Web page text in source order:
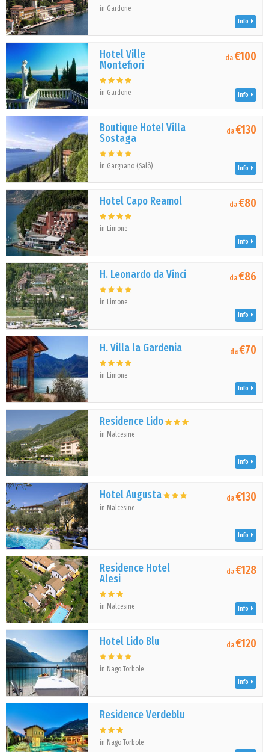
in Gardone
Info
Hotel Ville
Montefiori
in Gardone
da€100
Info
Boutique Hotel Villa
Sostaga
in Gargnano (Salò)
da€130
Info
Hotel Capo Reamol
in Limone
da€80
Info
H. Leonardo da Vinci
in Limone
da€86
Info
H. Villa la Gardenia
in Limone
da€70
Info
Residence Lido
in Malcesine
Info
Hotel Augusta
in Malcesine
da€130
Info
Residence Hotel
Alesi
in Malcesine
da€128
Info
Hotel Lido Blu
in Nago Torbole
da€120
Info
Residence Verdeblu
in Nago Torbole